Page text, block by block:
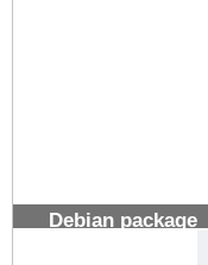
Debian package